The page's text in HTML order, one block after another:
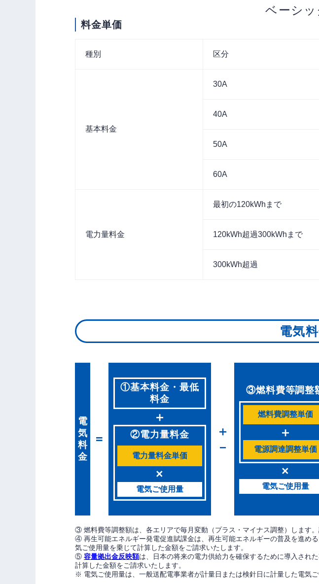
ベーシ
料金単価
種別 区分
基本料金
30A
40A
50A
60A
電力量料金
最初の120kWh まで
120kWh超過300kWh まで
300kWh超過
電気
電
気
料
金
=
①基本料金・最低
料金
＋
②電力量料金
電力量料金単価
×
電気ご使用量
＋
－
③燃料費等調整
燃料費調整単価
＋
電源調達調整単価
×
電気ご使用量
③ 燃料費等調整額は、各エリアで毎月変動（プラス・マイナス調整）します
④ 再生可能エネルギー発電促進賦課金は、再生可能エネルギーの普及を進め
気ご使用量を乗じて計算した金額をご請求いたします。
⑤ 容量拠出金反映額は、日本の将来の電力供給力を確保するために導入され
計算した金額をご請求いたします。
※ 電気ご使用量は、一般送配電事業者が計量日または検針日に計量した電気ご